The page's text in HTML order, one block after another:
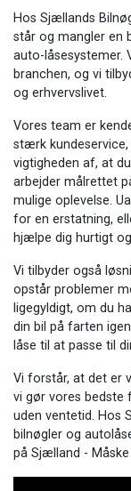
Hos Sjællands
står og mangler en
auto-låsesystemer.
branchen, og vi
og erhvervslivet.
Vores team er
stærk
vigtigheden af, at
arbejder målrettet
mulige oplevelse.
for en erstatning,
hjælpe dig hurtigt
Vi tilbyder også
opstår problemer
ligegyldigt, om du
din bil på farten
låse til at passe til
Vi forstår, at det er
vi gør vores bedste
uden ventetid. Hos
bilnøgler og
på Sjælland -